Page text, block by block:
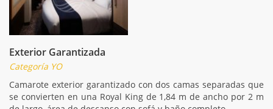
Exterior Garantizada
Categoría YO
Camarote exterior garantizado con dos camas separadas que
se convierten en una Royal King de 1,84 m de ancho por 2 m